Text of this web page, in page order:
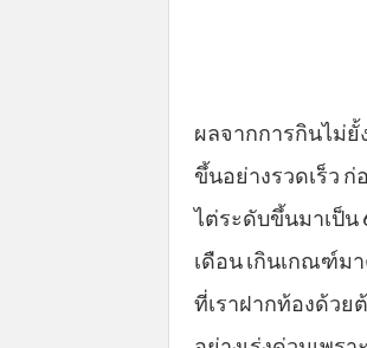
ผลจากการกินไม่ยั้
ขึ้นอย่างรวดเร็ว ก่
ไต่ระดับขึ้นมาเป็น
เดือน เกินเกณฑ์ม
ที่เราฝากท้องด้วย